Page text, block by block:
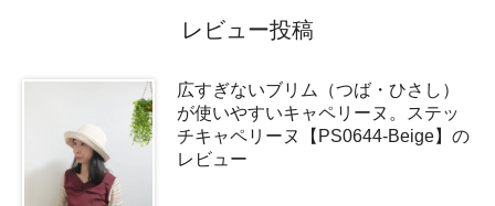
レビュー投稿
広すぎないブリム（つば・ひさし）
が使いやすいキャペリーヌ。ステッ
チキャペリーヌ【PS0644-Beige】の
レビュー